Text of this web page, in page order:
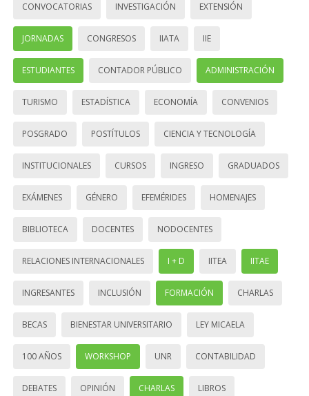
CONVOCATORIAS INVESTIGACIÓN EXTENSIÓN
JORNADAS CONGRESOS IIATA IIE
ESTUDIANTES CONTADOR PÚBLICO ADMINISTRACIÓN
TURISMO ESTADÍSTICA ECONOMÍA CONVENIOS
POSGRADO POSTÍTULOS CIENCIA Y TECNOLOGÍA
INSTITUCIONALES CURSOS INGRESO GRADUADOS
EXÁMENES GÉNERO EFEMÉRIDES HOMENAJES
BIBLIOTECA DOCENTES NODOCENTES
RELACIONES INTERNACIONALES I + D IITEA IITAE
INGRESANTES INCLUSIÓN FORMACIÓN CHARLAS
BECAS BIENESTAR UNIVERSITARIO LEY MICAELA
100 AÑOS WORKSHOP UNR CONTABILIDAD
DEBATES OPINIÓN CHARLAS LIBROS